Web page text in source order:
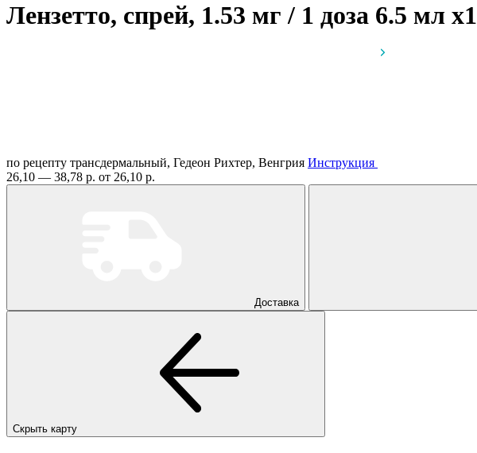
Лензетто, спрей, 1.53 мг / 1 доза 6.5 мл x1
по рецепту трансдермальный, Гедеон Рихтер, Венгрия Инструкция
26,10 — 38,78 р. от 26,10 р.
Доставка
Скрыть карту